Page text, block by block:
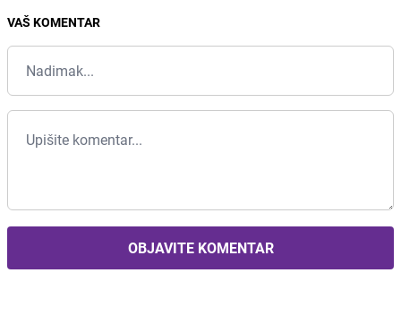
VAŠ KOMENTAR
OBJAVITE KOMENTAR